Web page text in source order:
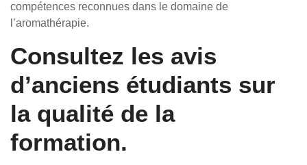
compétences reconnues dans le domaine de
l’aromathérapie.
Consultez les avis
d’anciens étudiants sur
la qualité de la
formation.